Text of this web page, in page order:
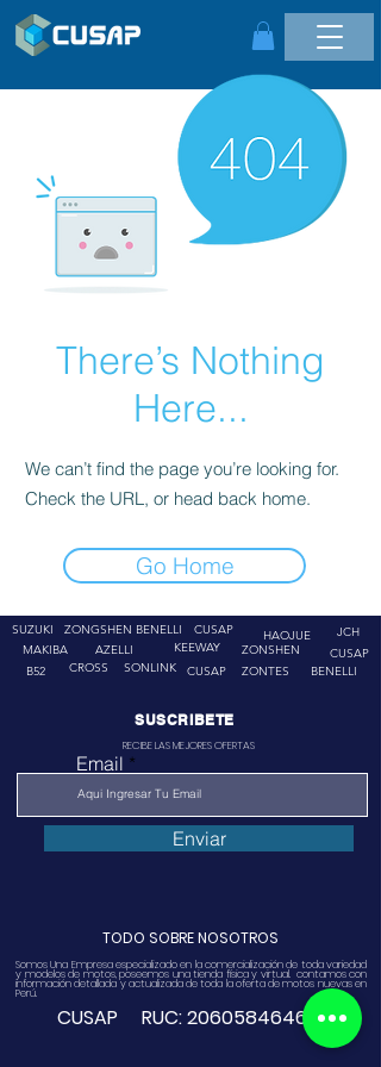
There’s Nothing
Here...
We can’t find the page you’re looking for.
Check the URL, or head back home.
Go Home
SUZUKI
ZONGSHEN
MAKIBA
AZELLI
BENELLI
CUSAP
KEEWAY
B52
CROSS SONLINK CUSAP
HAOJUE
JCH
ZONSHEN
ZONTES
CUSAP
BENELLI
SUSCRIBETE
RECIBE LAS MEJORES OFERTAS
Email
Enviar
TODO SOBRE NOSOTROS
Somos Una Empresa especializado en la comercialización de toda variedad
y modelos de motos, poseemos una tienda física y virtual. contamos con
información detallada y actualizada de toda la oferta de motos nuevas en
Perú.
CUSAP RUC:20605846468